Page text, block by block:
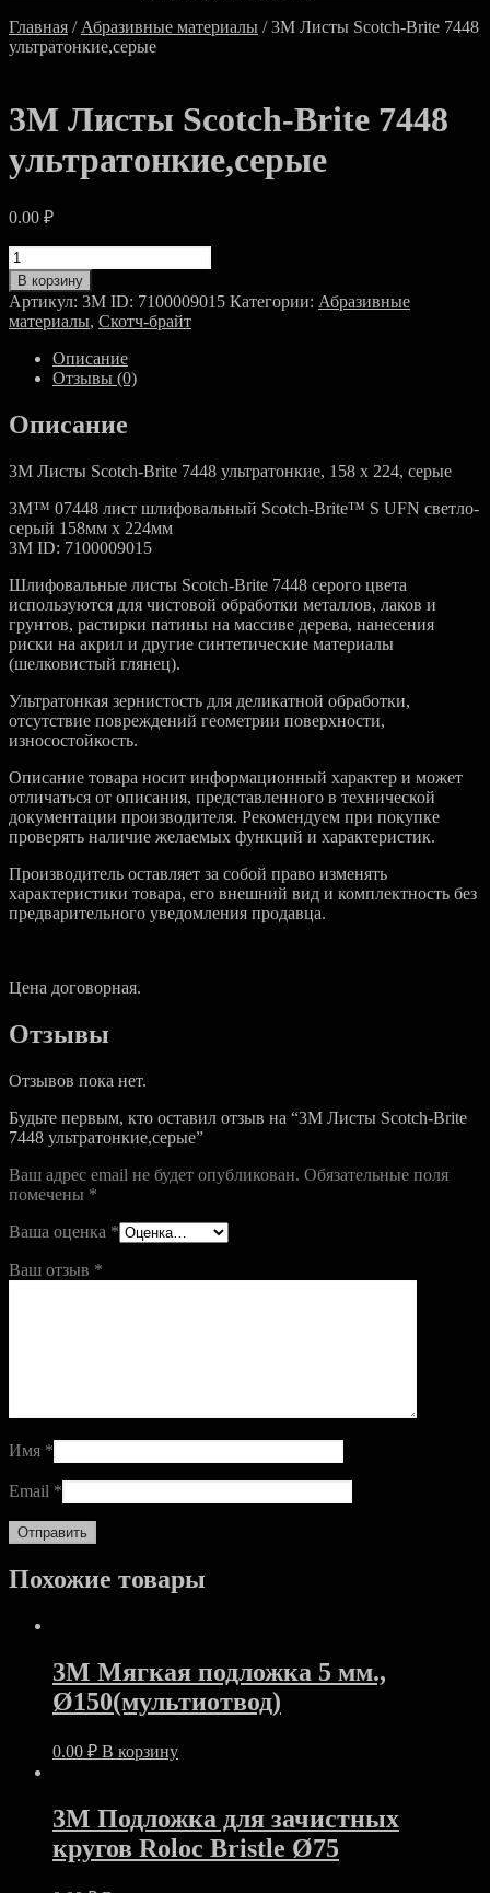
Главная / Абразивные материалы / 3M Листы Scotch-Brite 7448
ультратонкие,серые
3M Листы Scotch-Brite 7448
ультратонкие,серые
0.00 ₽
Количество
товара
3M
Листы
Scotch-
Brite
7448
ультратонкие,серые
В корзину
Артикул: 3M ID: 7100009015 Категории: Абразивные
материалы, Скотч-брайт
Описание
Отзывы (0)
Описание
3M Листы Scotch-Brite 7448 ультратонкие, 158 x 224, серые
3M™ 07448 лист шлифовальный Scotch-Brite™ S UFN светло-
серый 158мм х 224мм
3M ID: 7100009015
Шлифовальные листы Scotch-Brite 7448 серого цвета
используются для чистовой обработки металлов, лаков и
грунтов, растирки патины на массиве дерева, нанесения
риски на акрил и другие синтетические материалы
(шелковистый глянец).
Ультратонкая зернистость для деликатной обработки,
отсутствие повреждений геометрии поверхности,
износостойкость.
Описание товара носит информационный характер и может
отличаться от описания, представленного в технической
документации производителя. Рекомендуем при покупке
проверять наличие желаемых функций и характеристик.
Производитель оставляет за собой право изменять
характеристики товара, его внешний вид и комплектность без
предварительного уведомления продавца.
Цена договорная.
Отзывы
Отзывов пока нет.
Будьте первым, кто оставил отзыв на “3M Листы Scotch-Brite
7448 ультратонкие,серые”
Ваш адрес email не будет опубликован. Обязательные поля
помечены *
Ваша оценка *
Ваш отзыв *
Имя *
Email *
Похожие товары
3M Мягкая подложка 5 мм.,
Ø150(мультиотвод)
0.00 ₽ В корзину
3M Подложка для зачистных
кругов Roloc Bristle Ø75